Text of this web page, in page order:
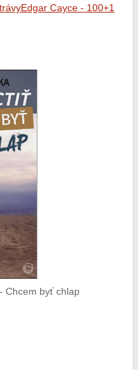
Edgar Cayce - 100+1
Chcem byť chlap